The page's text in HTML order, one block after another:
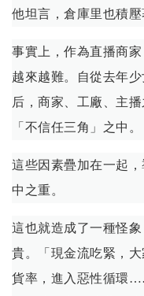
他坦言，倉庫里也積壓
事實上，作為直播商
越來越難。自從去年
后，商家、工廠、主
「不信任三角」之中。
這些因素疊加在一起
中之重。
這也就造成了一種怪
貴。「現金流吃緊，
貨率，進入惡性循環